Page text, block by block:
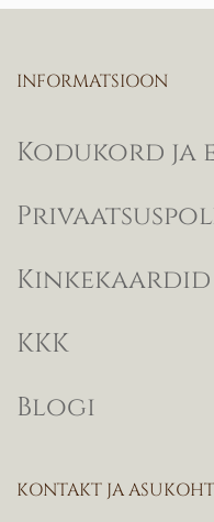
INFORMATSIOON
Kodukord ja
Kinkekaardid
KKK
Blogi
KONTAKT JA ASUKOHT